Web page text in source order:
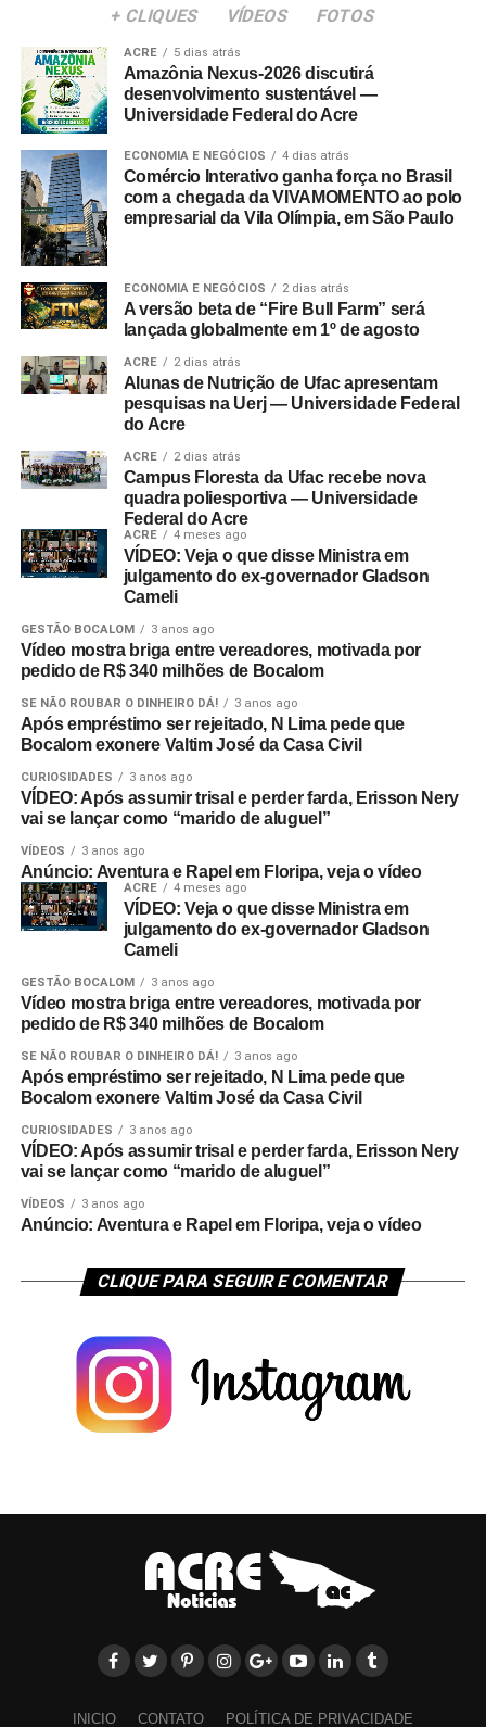
+ CLIQUES VÍDEOS FOTOS
ACRE 5 dias atrás
Amazônia Nexus-2026 discutirá
desenvolvimento sustentável —
Universidade Federal do Acre
ECONOMIA E NEGÓCIOS 4 dias atrás
Comércio Interativo ganha força no Brasil
com a chegada da VIVAMOMENTO ao polo
empresarial da Vila Olímpia, em São Paulo
ECONOMIA E NEGÓCIOS 2 dias atrás
A versão beta de “Fire Bull Farm” será
lançada globalmente em 1º de agosto
ACRE 2 dias atrás
Alunas de Nutrição de Ufac apresentam
pesquisas na Uerj — Universidade Federal
do Acre
ACRE 2 dias atrás
Campus Floresta da Ufac recebe nova
quadra poliesportiva — Universidade
Federal do Acre
ACRE 4 meses ago
VÍDEO: Veja o que disse Ministra em
julgamento do ex-governador Gladson
Cameli
GESTÃO BOCALOM 3 anos ago
Vídeo mostra briga entre vereadores, motivada por
pedido de R$ 340 milhões de Bocalom
SE NÃO ROUBAR O DINHEIRO DÁ! 3 anos ago
Após empréstimo ser rejeitado, N Lima pede que
Bocalom exonere Valtim José da Casa Civil
CURIOSIDADES 3 anos ago
VÍDEO: Após assumir trisal e perder farda, Erisson Nery
vai se lançar como “marido de aluguel”
VÍDEOS 3 anos ago
Anúncio: Aventura e Rapel em Floripa, veja o vídeo
ACRE 4 meses ago
VÍDEO: Veja o que disse Ministra em
julgamento do ex-governador Gladson
Cameli
GESTÃO BOCALOM 3 anos ago
Vídeo mostra briga entre vereadores, motivada por
pedido de R$ 340 milhões de Bocalom
SE NÃO ROUBAR O DINHEIRO DÁ! 3 anos ago
Após empréstimo ser rejeitado, N Lima pede que
Bocalom exonere Valtim José da Casa Civil
CURIOSIDADES 3 anos ago
VÍDEO: Após assumir trisal e perder farda, Erisson Nery
vai se lançar como “marido de aluguel”
VÍDEOS 3 anos ago
Anúncio: Aventura e Rapel em Floripa, veja o vídeo
CLIQUE PARA SEGUIR E COMENTAR
INICIO CONTATO POLÍTICA DE PRIVACIDADE